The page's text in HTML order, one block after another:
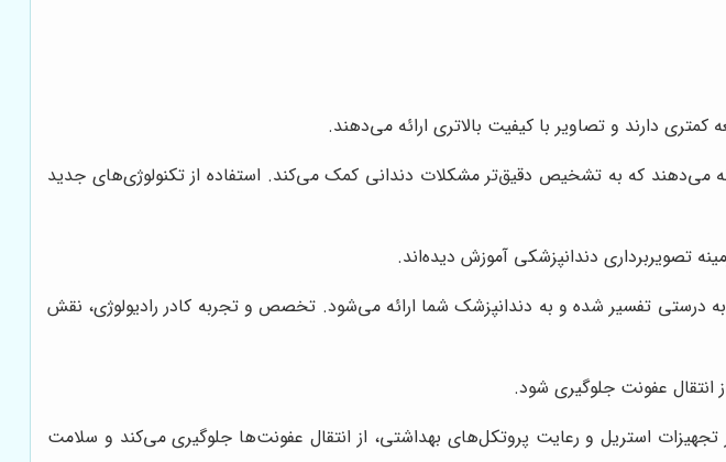
کمتری دارند و تصاویر با کیفیت بالاتری ارائه می‌دهند.
می‌دهند که به تشخیص دقیق‌تر مشکلات دندانی کمک می‌کند. استفاده از تکنولوژی‌های جدید
تصویربرداری دندانپزشکی آموزش دیده‌اند.
تفسیر شده و به دندانپزشک شما ارائه می‌شود. تخصص و تجربه کادر رادیولوژی، نقش
انتقال عفونت جلوگیری شود.
تجهیزات استریل و رعایت پروتکل‌های بهداشتی، از انتقال عفونت‌ها جلوگیری می‌کند و سلامت